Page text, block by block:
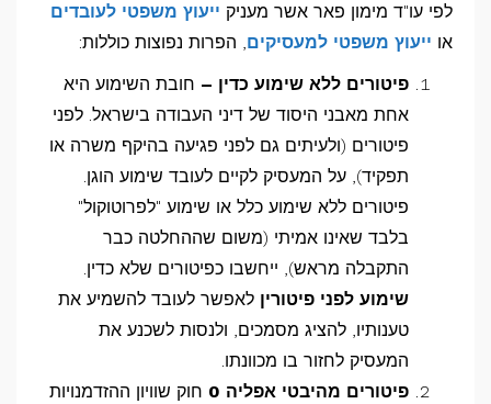
לפי עו"ד מימון פאר אשר מעניק ייעוץ משפטי לעובדים
או ייעוץ משפטי למעסיקים, הפרות נפוצות כוללות:
פיטורים ללא שימוע כדין – חובת השימוע היא
אחת מאבני היסוד של דיני העבודה בישראל. לפני
פיטורים (ולעיתים גם לפני פגיעה בהיקף משרה או
תפקיד), על המעסיק לקיים לעובד שימוע הוגן.
פיטורים ללא שימוע כלל או שימוע "לפרוטוקול"
בלבד שאינו אמיתי (משום שההחלטה כבר
התקבלה מראש), ייחשבו כפיטורים שלא כדין.
שימוע לפני פיטורין לאפשר לעובד להשמיע את
טענותיו, להציג מסמכים, ולנסות לשכנע את
המעסיק לחזור בו מכוונתו.
פיטורים מהיבטי אפליה 0
חוק שוויון ההזדמנויות